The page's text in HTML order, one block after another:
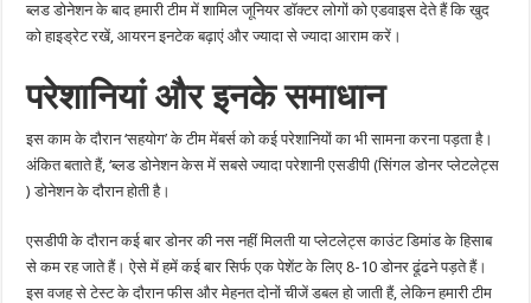
ब्लड डोनेशन के बाद हमारी टीम में शामिल जूनियर डॉक्टर लोगों को एडवाइस देते हैं कि खुद
को हाइड्रेट रखें, आयरन इनटेक बढ़ाएं और ज्यादा से ज्यादा आराम करें।
परेशानियां और इनके समाधान
इस काम के दौरान ‘सहयोग’ के टीम मेंबर्स को कई परेशानियों का भी सामना करना पड़ता है।
अंकित बताते हैं, ‘ब्लड डोनेशन केस में सबसे ज्यादा परेशानी एसडीपी (सिंगल डोनर प्लेटलेट्स
) डोनेशन के दौरान होती है।
एसडीपी के दौरान कई बार डोनर की नस नहीं मिलती या प्लेटलेट्स काउंट डिमांड के हिसाब
से कम रह जाते हैं। ऐसे में हमें कई बार सिर्फ एक पेशेंट के लिए 8-10 डोनर ढूंढने पड़ते हैं।
इस वजह से टेस्ट के दौरान फीस और मेहनत दोनों चीजें डबल हो जाती हैं, लेकिन हमारी टीम